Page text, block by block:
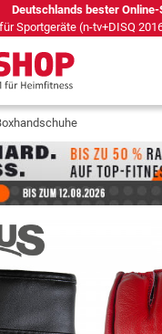
42 Jahren Ihr Experte für